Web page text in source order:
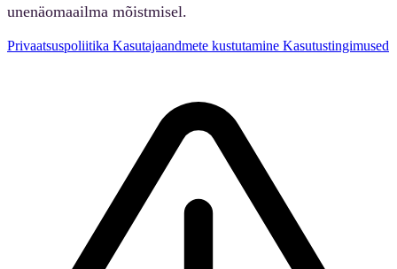
unenäomaailma mõistmisel.
Privaatsuspoliitika Kasutajaandmete kustutamine Kasutustingimused